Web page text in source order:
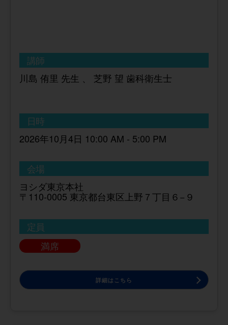
講師
川島 侑里 先生 、 芝野 望 歯科衛生士
日時
2026年10月4日 10:00 AM - 5:00 PM
会場
ヨシダ東京本社
〒110-0005 東京都台東区上野７丁目６−９
定員
満席
詳細はこちら